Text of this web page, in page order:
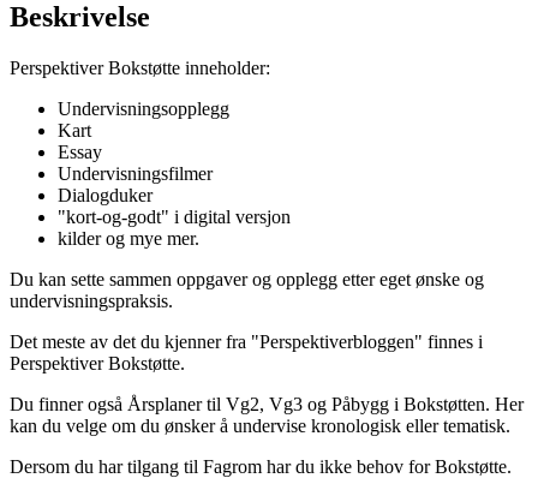
Beskrivelse
Perspektiver Bokstøtte inneholder:
Undervisningsopplegg
Kart
Essay
Undervisningsfilmer
Dialogduker
"kort-og-godt" i digital versjon
kilder og mye mer.
Du kan sette sammen oppgaver og opplegg etter eget ønske og
undervisningspraksis.
Det meste av det du kjenner fra "Perspektiverbloggen" finnes i
Perspektiver Bokstøtte.
Du finner også Årsplaner til Vg2, Vg3 og Påbygg i Bokstøtten. Her
kan du velge om du ønsker å undervise kronologisk eller tematisk.
Dersom du har tilgang til Fagrom har du ikke behov for Bokstøtte.